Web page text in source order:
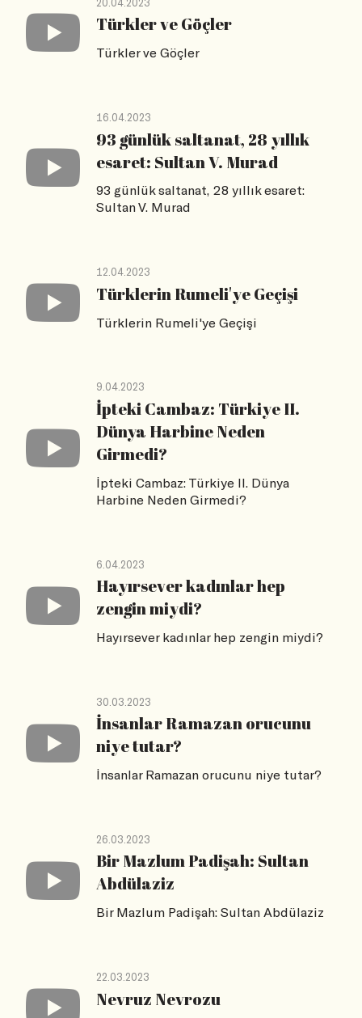
Türkler ve Göçler
Türkler ve Göçler
16.04.2023
93 günlük saltanat, 28 yıllık
esaret: Sultan V. Murad
93 günlük saltanat, 28 yıllık esaret:
Sultan V. Murad
12.04.2023
Türklerin Rumeli'ye Geçişi
Türklerin Rumeli'ye Geçişi
9.04.2023
İpteki Cambaz: Türkiye II.
Dünya Harbine Neden
Girmedi?
İpteki Cambaz: Türkiye II. Dünya
Harbine Neden Girmedi?
6.04.2023
Hayırsever kadınlar hep
zengin miydi?
Hayırsever kadınlar hep zengin miydi?
30.03.2023
İnsanlar Ramazan orucunu
niye tutar?
İnsanlar Ramazan orucunu niye tutar?
26.03.2023
Bir Mazlum Padişah: Sultan
Abdülaziz
Bir Mazlum Padişah: Sultan Abdülaziz
22.03.2023
Nevruz Nevrozu